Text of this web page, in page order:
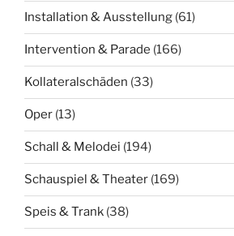
Installation & Ausstellung (61)
Intervention & Parade (166)
Kollateralschäden (33)
Oper (13)
Schall & Melodei (194)
Schauspiel & Theater (169)
Speis & Trank (38)